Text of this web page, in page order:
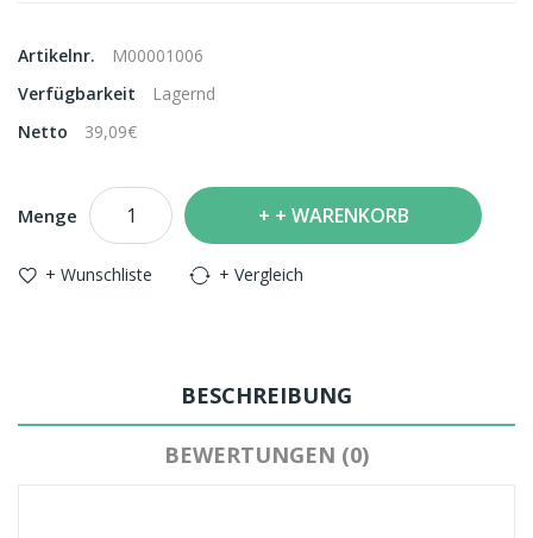
Artikelnr.
M00001006
Verfügbarkeit
Lagernd
Netto
39,09€
Menge + WARENKORB
+ Wunschliste + Vergleich
BESCHREIBUNG
BEWERTUNGEN (0)